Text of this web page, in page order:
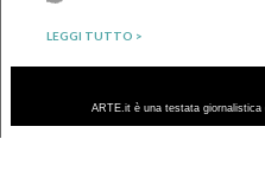
LEGGI TUTTO >
ARTE.it è una testata